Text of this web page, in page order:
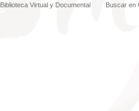
Biblioteca Virtual y Documental Buscar en